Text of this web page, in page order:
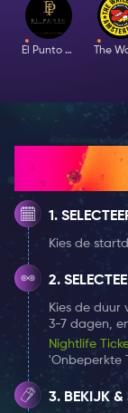
Event Time:
Guestlist
can choose
El Punto Latino
Hoe
Kies de
Kies de duur
3-7 dagen,
Nightlife
'Onbeperkte
BEKIJK &